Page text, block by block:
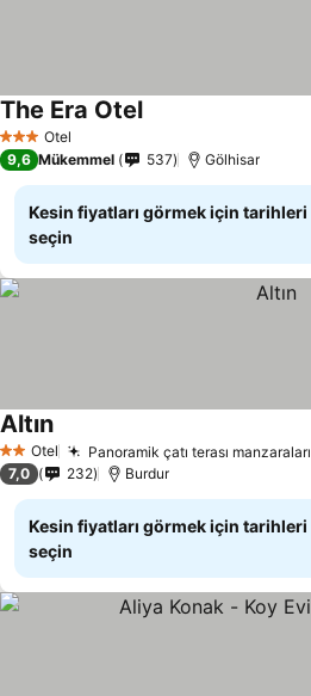
3 YıldızOtel
The Era Otel
9,6 Mükemmel 537 Gölhisar
Kesin fiyatları görmek için tarihleri
seçin
2 Yıldız
Otel Panoramik çatı terası manzaraları
Altın
7,0 232 Burdur
Kesin fiyatları görmek için tarihleri
seçin